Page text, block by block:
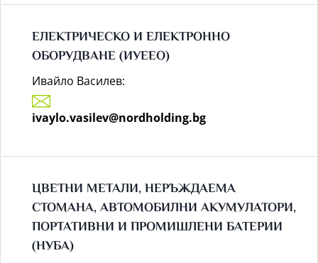
ЕЛЕКТРИЧЕСКО И ЕЛЕКТРОННО
ОБОРУДВАНЕ (ИУЕЕО)
Ивайло Василев:
ivaylo.vasilev@nordholding.bg
ЦВЕТНИ МЕТАЛИ, НЕРЪЖДАЕМА
СТОМАНА, АВТОМОБИЛНИ АКУМУЛАТОРИ,
ПОРТАТИВНИ И ПРОМИШЛЕНИ БАТЕРИИ
(НУБА)